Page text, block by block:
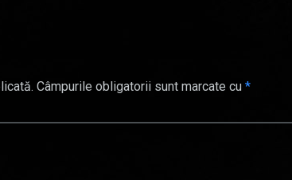
Câmpurile obligatorii sunt marcate cu *